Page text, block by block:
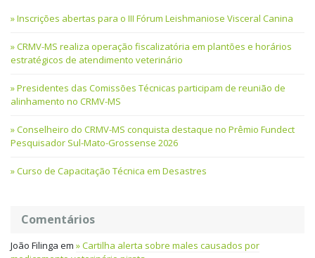
Inscrições abertas para o III Fórum Leishmaniose Visceral Canina
CRMV-MS realiza operação fiscalizatória em plantões e horários
estratégicos de atendimento veterinário
Presidentes das Comissões Técnicas participam de reunião de
alinhamento no CRMV-MS
Conselheiro do CRMV-MS conquista destaque no Prêmio Fundect
Pesquisador Sul-Mato-Grossense 2026
Curso de Capacitação Técnica em Desastres
Comentários
João Filinga em
Cartilha alerta sobre males causados por